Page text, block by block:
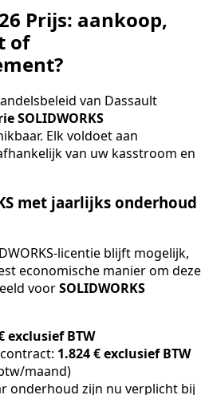
Prijs: aankoop,
of
van Dassault
SOLIDWORKS
Elk voldoet aan
van uw kasstroom en
met jaarlijks onderhoud
licentie blijft mogelijk,
economische manier om deze
voorSOLIDWORKS
exclusief BTW
1.824 € exclusief BTW
maand)
onderhoud zijn nu verplicht bij